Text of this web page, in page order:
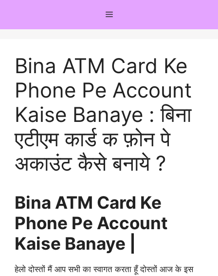
content
Menu
Bina ATM Card Ke
Phone Pe Account
Kaise Banaye : बिना
एटीएम कार्ड क फ़ोन पे
अकाउंट कैसे बनाये ?
Bina ATM Card Ke
Phone Pe Account
Kaise Banaye |
हेलो दोस्तों मैं आप सभी का स्वागत करता हूँ दोस्तों आज के इस